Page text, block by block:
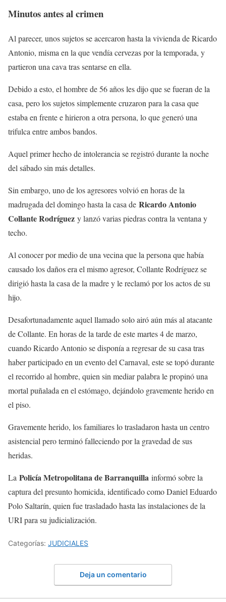
Minutos antes al crimen
Al parecer, unos sujetos se acercaron hasta la vivienda de Ricardo
Antonio, misma en la que vendía cervezas por la temporada, y
partieron una cava tras sentarse en ella.
Debido a esto, el hombre de 56 años les dijo que se fueran de la
casa, pero los sujetos simplemente cruzaron para la casa que
estaba en frente e hirieron a otra persona, lo que generó una
trifulca entre ambos bandos.
Aquel primer hecho de intolerancia se registró durante la noche
del sábado sin más detalles.
Sin embargo, uno de los agresores volvió en horas de la
madrugada del domingo hasta la casa de Ricardo Antonio
Collante Rodríguez y lanzó varias piedras contra la ventana y
techo.
Al conocer por medio de una vecina que la persona que había
causado los daños era el mismo agresor, Collante Rodríguez se
dirigió hasta la casa de la madre y le reclamó por los actos de su
hijo.
Desafortunadamente aquel llamado solo airó aún más al atacante
de Collante. En horas de la tarde de este martes 4 de marzo,
cuando Ricardo Antonio se disponía a regresar de su casa tras
haber participado en un evento del Carnaval, este se topó durante
el recorrido al hombre, quien sin mediar palabra le propinó una
mortal puñalada en el estómago, dejándolo gravemente herido en
el piso.
Gravemente herido, los familiares lo trasladaron hasta un centro
asistencial pero terminó falleciendo por la gravedad de sus
heridas.
La Policía Metropolitana de Barranquilla informó sobre la
captura del presunto homicida, identificado como Daniel Eduardo
Polo Saltarín, quien fue trasladado hasta las instalaciones de la
URI para su judicialización.
Categorías: JUDICIALES
Deja un comentario